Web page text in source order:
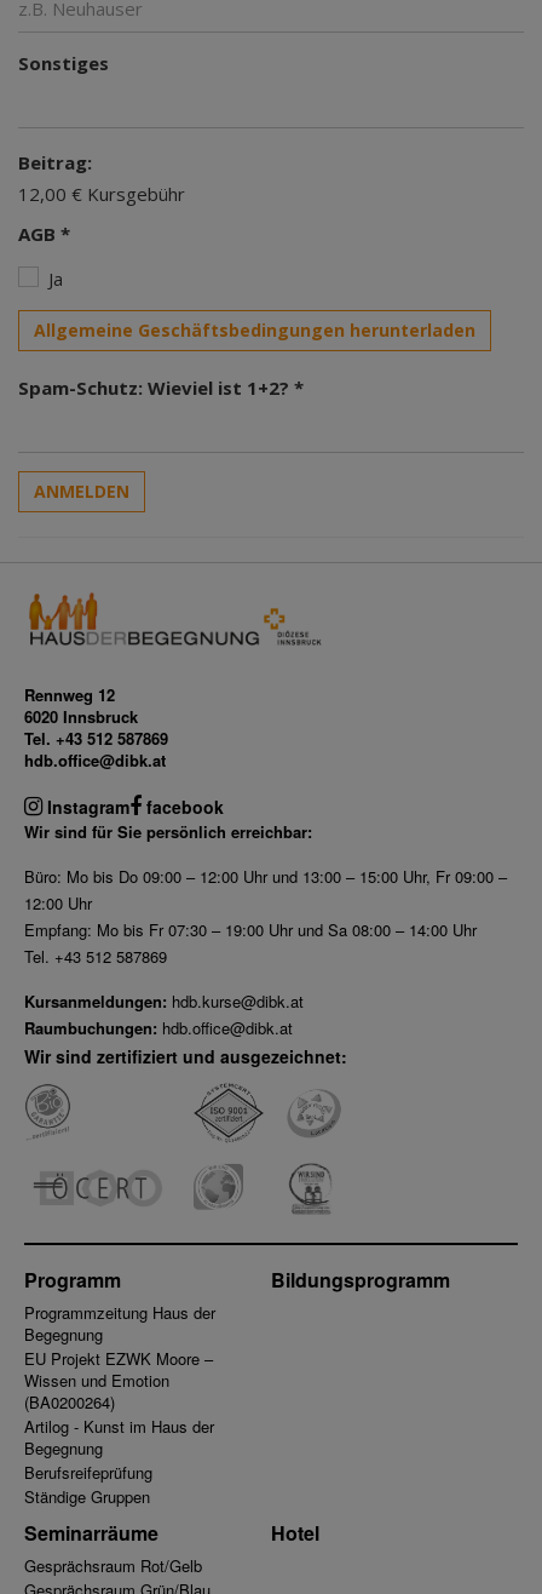
Sonstiges
Beitrag:
12,00 € Kursgebühr
AGB *
Ja
Allgemeine Geschäftsbedingungen herunterladen
Spam-Schutz: Wieviel ist 1+2? *
ANMELDEN
Rennweg 12
6020 Innsbruck
Tel. +43 512 587869
hdb.office@dibk.at
Instagram facebook
Wir sind für Sie persönlich erreichbar:
Büro: Mo bis Do 09:00 – 12:00 Uhr und 13:00 – 15:00 Uhr, Fr 09:00 –
12:00 Uhr
Empfang: Mo bis Fr 07:30 – 19:00 Uhr und Sa 08:00 – 14:00 Uhr
Tel. +43 512 587869
Kursanmeldungen: hdb.kurse@dibk.at
Raumbuchungen: hdb.office@dibk.at
Wir sind zertifiziert und ausgezeichnet:
Programm
Programmzeitung Haus der
Begegnung
EU Projekt EZWK Moore –
Wissen und Emotion
(BA0200264)
Artilog - Kunst im Haus der
Begegnung
Berufsreifeprüfung
Ständige Gruppen
Bildungsprogramm
Seminarräume
Gesprächsraum Rot/Gelb
Hotel